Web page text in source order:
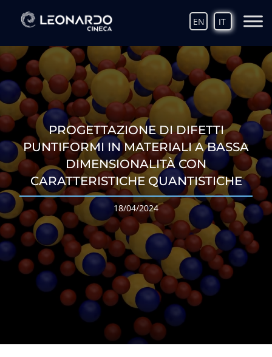
EN IT
PROGETTAZIONE DI DIFETTI
PUNTIFORMI IN MATERIALI A BASSA
DIMENSIONALITÀ CON
CARATTERISTICHE QUANTISTICHE
18/04/2024